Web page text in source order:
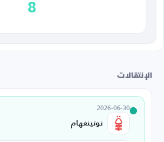
8
الإنتقالات
2026-06-30
نوتينغهام